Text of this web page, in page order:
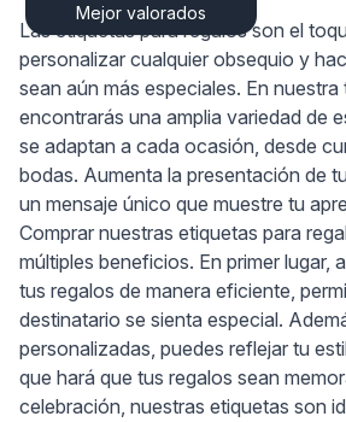
Mejor valorados
Las etiquetas para regalos son el
personalizar cualquier obsequio y
sean aún más especiales. En nuestra
encontrarás una amplia variedad de
se adaptan a cada ocasión, desde
bodas. Aumenta la presentación de
un mensaje único que muestre tu
Comprar nuestras etiquetas para
múltiples beneficios. En primer lugar,
tus regalos de manera eficiente,
destinatario se sienta especial.
personalizadas, puedes reflejar tu
que hará que tus regalos sean
celebración, nuestras etiquetas son